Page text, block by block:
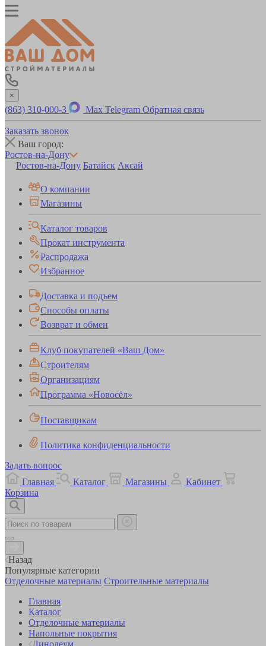
×
(863) 310-000-3 Max Telegram Обратная связь
Заказать звонок
Ваш город:
Ростов-на-Дону
Ростов-на-Дону Батайск Аксай
О компании
Магазины
Каталог товаров
Прокат инструмента
Распродажа
Избранное
Доставка и подъем
Способы оплаты
Возврат и обмен
Клуб покупателей «Ваш Дом»
Строителям
Организациям
Программа «Новосёл»
Поставщикам
Политика конфиденциальности
Задать вопрос
Главная
Каталог Магазины
Кабинет
Корзина
Назад
Популярные категории
Отделочные материалы Строительные материалы
Главная
Каталог
Отделочные материалы
Напольные покрытия
Линолеум